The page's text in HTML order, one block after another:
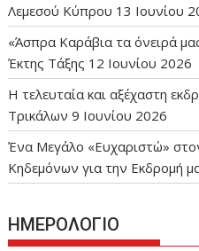
Λεμεσού Κύπρου 13 Ιουνίου
«Άσπρα Καράβια τα όνειρά
Έκτης Τάξης 12 Ιουνίου 2026
Η τελευταία και αξέχαστη
Τρικάλων 9 Ιουνίου 2026
Ένα Μεγάλο «Ευχαριστώ»
Κηδεμόνων για την Εκδρομή
ΗΜΕΡΟΛΟΓΙΟ